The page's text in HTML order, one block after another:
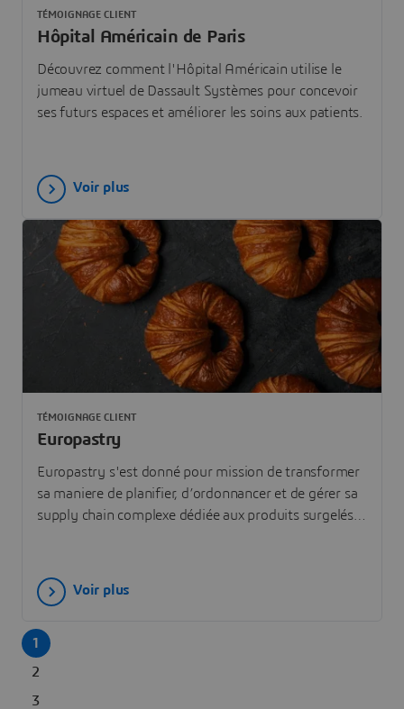
Hôpital Américain de Paris
Découvrez comment l'Hôpital Américain utilise le
jumeau virtuel de Dassault Systèmes pour concevoir
ses futurs espaces et améliorer les soins aux patients.
TÉMOIGNAGE CLIENT
Voir plus
Europastry
Europastry s'est donné pour mission de transformer
sa maniere de planifier, d’ordonnancer et de gérer sa
supply chain complexe dédiée aux produits surgelés.
TÉMOIGNAGE CLIENT
Voir plus
1
2
3